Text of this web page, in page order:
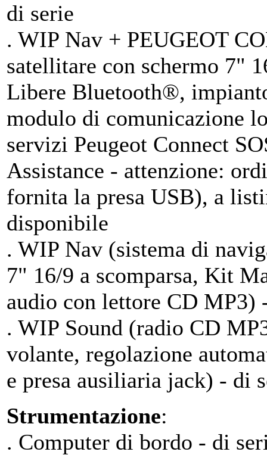
di serie
. WIP Nav + PEUGEOT
satellitare con schermo 7"
Libere Bluetooth®,
modulo di comunicazione
servizi Peugeot Connect
Assistance - attenzione:
fornita la presa USB), a
disponibile
. WIP Nav (sistema di
7" 16/9 a scomparsa, Kit
audio con lettore CD MP3)
. WIP Sound (radio CD
volante, regolazione
e presa ausiliaria jack) - di
Strumentazione:
. Computer di bordo - di